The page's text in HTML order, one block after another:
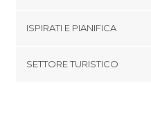
Termini e Condizioni
ISPIRATI E PIANIFICA
SETTORE TURISTICO